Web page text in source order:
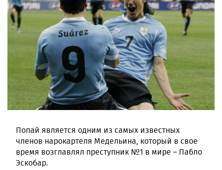
Попай является одним из самых известных
членов нарокартеля Медельина, который в свое
время возглавлял преступник №1 в мире – Пабло
Эскобар.